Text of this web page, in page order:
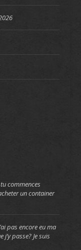
commences
un container
pas encore eu ma
passe? Je suis